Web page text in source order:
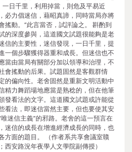
日千里，利用掉當，則危及平易近
必力倡迷信，藉昭真諦，同時當局亦將
搖動。”此言當否，試評論之。 斟酌到
的深度參與，這道國文試題很能夠是老
信的主要性，迷信發現，一日千里，提
一個步驟獲得器重和成長。但迷信也不
當由當局有關部分加以領導和治理，不
會搖動的后果。試題固然是客觀群情
的偏向性。老舍固然是重新文明活動中
精力舞蹈場地應當是熟稔的，但在他筆
發看法的文字。這道國文試題或許能從
看法，即迷信當然主要，但也要使其安
迷信主義”的邪路。老舍的這一預言在
迷信的成長在增進經濟成長的同時，也
方面的題目。 （作者系共享會議室贛
安路況年夜學人文學院副傳授）